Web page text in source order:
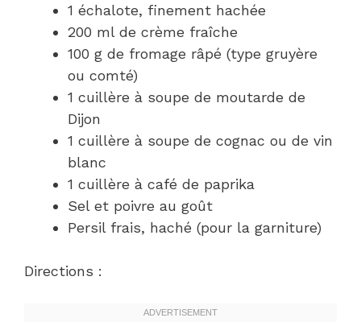
1 échalote, finement hachée
200 ml de crème fraîche
100 g de fromage râpé (type gruyère
ou comté)
1 cuillère à soupe de moutarde de
Dijon
1 cuillère à soupe de cognac ou de vin
blanc
1 cuillère à café de paprika
Sel et poivre au goût
Persil frais, haché (pour la garniture)
Directions :